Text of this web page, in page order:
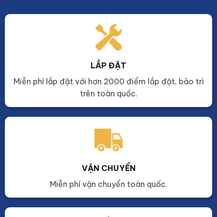
LẮP ĐẶT
Miễn phí lắp đặt với hơn 2000 điểm lắp đặt, bảo trì
trên toàn quốc.
VẬN CHUYỂN
Miễn phí vận chuyển toàn quốc.